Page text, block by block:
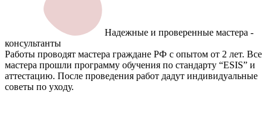
Надежные и проверенные мастера -
консультанты
Работы проводят мастера граждане РФ с опытом от 2 лет. Все
мастера прошли программу обучения по стандарту “ESIS” и
аттестацию. После проведения работ дадут индивидуальные
советы по уходу.